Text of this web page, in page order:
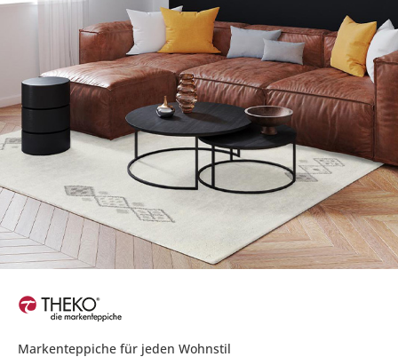
Markenteppiche für jeden Wohnstil